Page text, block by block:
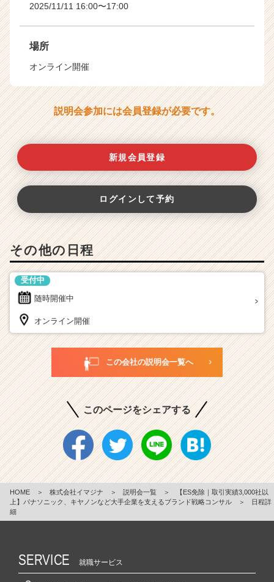
2025/11/11 16:00〜17:00
場所
オンライン開催
説明会参加には会員登録が必要です。
新規会員登録
ログインして予約
その他の日程
随時開催中
受付中
オンライン開催
この会社の説明会一覧へ
このページをシェアする
HOME ＞ 株式会社イマジナ ＞ 説明会一覧 ＞
【ES免除｜取引実績3,000社以
上】パナソニック、キヤノンなど大手企業を支えるブランド戦略コンサル
＞
日程詳
細
SERVICE 就職サービス